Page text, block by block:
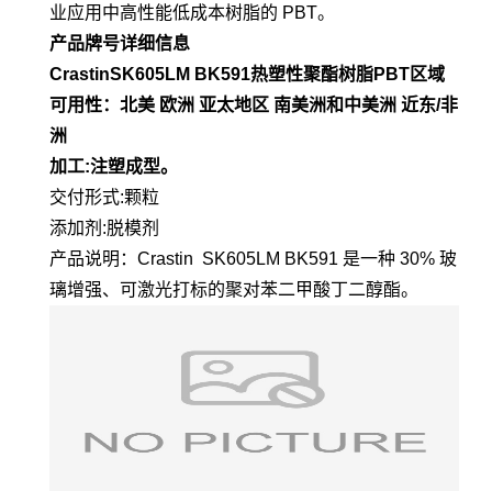
业应用中高性能低成本树脂的 PBT。
产品牌号详细信息
CrastinSK605LM BK591热塑性聚酯树脂PBT区域
可用性：北美 欧洲 亚太地区 南美洲和中美洲 近东/非
洲
加工:注塑成型。
交付形式:颗粒
添加剂:脱模剂
产品说明： Crastin SK605LM BK591 是一种 30% 玻
璃增强、可激光打标的聚对苯二甲酸丁二醇酯。